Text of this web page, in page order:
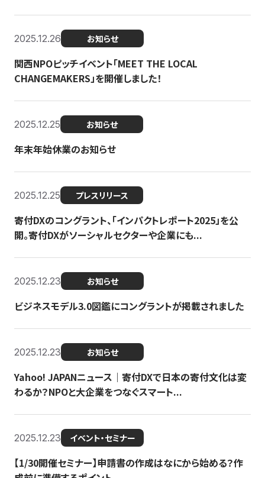
2025.12.26 お知らせ
関西NPOピッチイベント「MEET THE LOCAL
CHANGEMAKERS」を開催しました！
2025.12.25 お知らせ
年末年始休業のお知らせ
2025.12.25 プレスリリース
寄付DXのコングラント、「インパクトレポート2025」を公
開。寄付DXがソーシャルセクターや企業にも...
2025.12.23 お知らせ
ビジネスモデル3.0図鑑にコングラントが掲載されました
2025.12.23 お知らせ
Yahoo! JAPANニュース｜寄付DXで日本の寄付文化は変
わるか？NPOと大企業をつなぐスマート...
2025.12.23 イベント・セミナー
【1/30開催セミナー】申請書の作成はなにから始める？作